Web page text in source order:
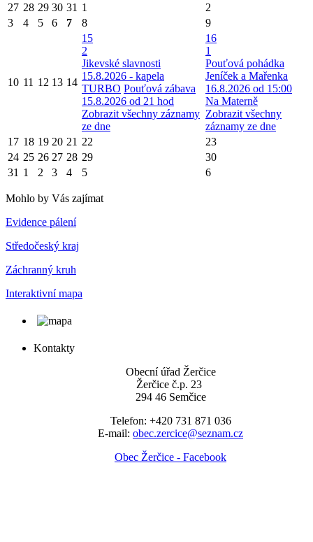
27 28 29 30 31 1
2
3
4 5 6 7 8 9
10 11 12 13 14
15
2
Jikevské slavnosti
15.8.2026 - kapela
TURBO Pouťová zábava
15.8.2026 od 21 hod
Zobrazit všechny záznamy
ze dne
16
1
Pouťová pohádka
Jeníček a Mařenka
16.8.2026 od 15:00
Na Materně
Zobrazit všechny
záznamy ze dne
17 18 19 20 21 22
23
24 25 26 27 28 29
30
31 1 2 3 4 5 6
Mohlo by Vás zajímat
Evidence pálení
Středočeský kraj
Záchranný kruh
Interaktivní mapa
Kontakty
Obecní úřad Žerčice
Žerčice č.p. 23
294 46 Semčice
Telefon: +420 731 871 036
E-mail: obec.zercice@seznam.cz
Obec Žerčice - Facebook